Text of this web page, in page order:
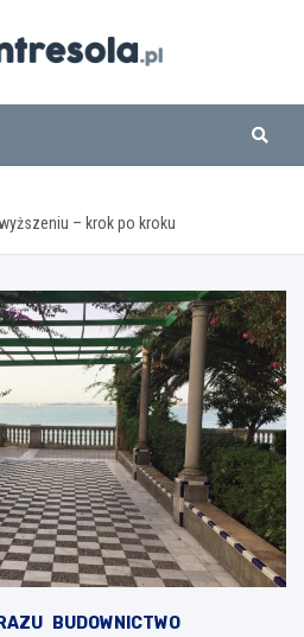
– krok po kroku
BUDOWNICTWO